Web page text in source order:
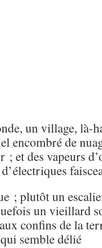
un village, là-
encombré de
; et des vapeurs
; plutôt un
un vieillard
confins de la
semble délié